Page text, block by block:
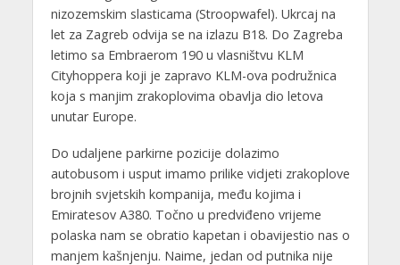
nizozemskim slasticama (Stroopwafel). Ukrcaj na
let za Zagreb odvija se na izlazu B18. Do Zagreba
letimo sa Embraerom 190 u vlasništvu KLM
Cityhoppera koji je zapravo KLM-ova podružnica
koja s manjim zrakoplovima obavlja dio letova
unutar Europe.
Do udaljene parkirne pozicije dolazimo
autobusom i usput imamo prilike vidjeti zrakoplove
brojnih svjetskih kompanija, među kojima i
Emiratesov A380. Točno u predviđeno vrijeme
polaska nam se obratio kapetan i obavijestio nas o
manjem kašnjenju. Naime, jedan od putnika nije